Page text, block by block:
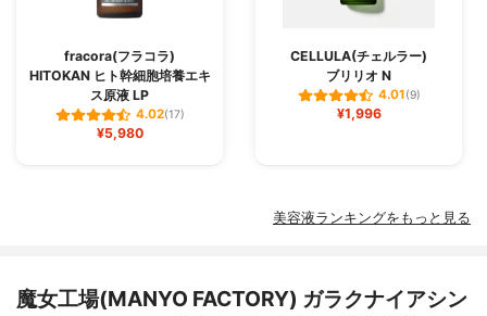
fracora(フラコラ)
HITOKAN ヒト幹細胞培養エキ
ス原液 LP
4.02(17)
¥5,980
CELLULA(チェルラー)
ブリリオ N
4.01(9)
¥1,996
美容液ランキングをもっと見る
魔女工場(MANYO FACTORY) ガラクナイアシン